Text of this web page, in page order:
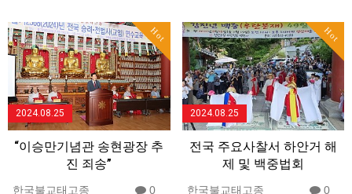
Hot
2024.08.25
“이승만기념관 송현광장 추
진 죄송”
한국불교태고종 0
Hot
2024.08.25
전국 주요사찰서 하안거 해
제 및 백중법회
한국불교태고종 0